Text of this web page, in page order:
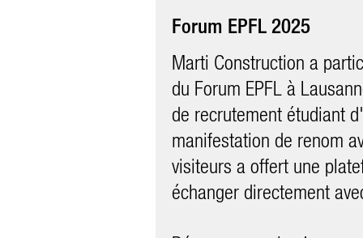
Forum EPFL 2025
Marti Construction a
du Forum EPFL à
de recrutement étudiant
manifestation de renom
visiteurs a offert une
échanger directement
03.09.2021
Journée de visite du
Le Lötschental était
beau temps de fin d’été.